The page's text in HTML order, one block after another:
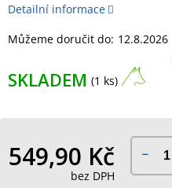
Detailní informace
Můžeme doručit do: 12.8.2026
SKLADEM (1 ks)
549,90 Kč
bez DPH